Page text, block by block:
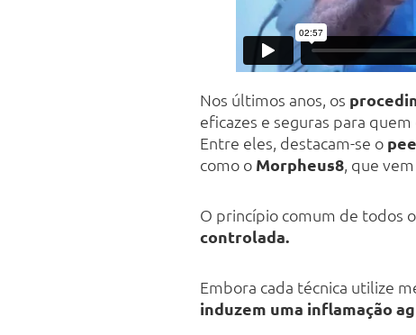
Nos últimos anos, os
eficazes e seguras para
Entre eles, destacam-se o
como o Morpheus8 , que
O princípio comum de todos
controlada.
Embora cada técnica utilize
induzem uma inflamação